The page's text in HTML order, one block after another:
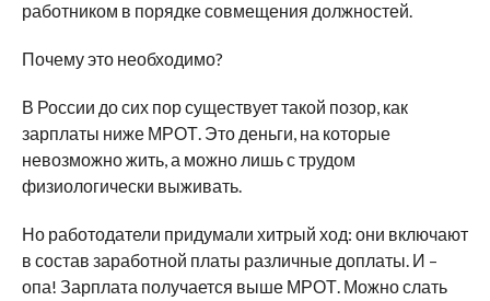
работником в порядке совмещения должностей.
Почему это необходимо?
В России до сих пор существует такой позор, как
зарплаты ниже МРОТ. Это деньги, на которые
невозможно жить, а можно лишь с трудом
физиологически выживать.
Но работодатели придумали хитрый ход: они включают
в состав заработной платы различные доплаты. И –
опа! Зарплата получается выше МРОТ. Можно слать